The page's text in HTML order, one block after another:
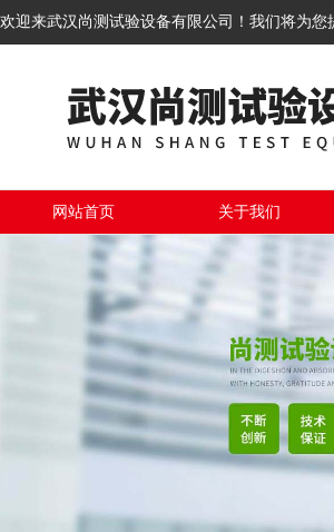
欢迎来武汉尚测试验设备有限公司！我们将为您
网站首页 关于我们